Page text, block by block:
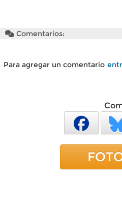
Comentarios:
Para agregar un comentario